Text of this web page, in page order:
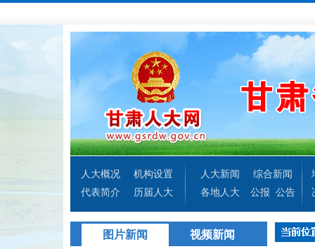
人大概况
机构设置
代表简介
历届人大
人大新闻
综合新闻
各地人大
公报 公告
图片新闻 视频新闻